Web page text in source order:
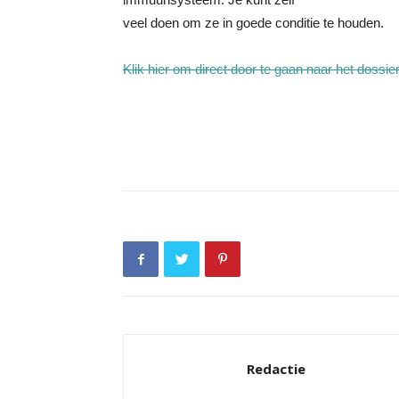
veel doen om ze in goede conditie te houden.
Klik hier om direct door te gaan naar het
Redactie